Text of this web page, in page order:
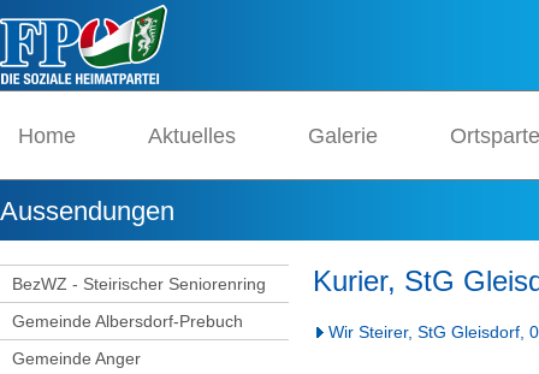
Home Aktuelles Galerie
Aussendungen
BezWZ - Steirischer Seniorenring
Gemeinde Albersdorf-Prebuch
Gemeinde Anger
Kurier, StG
Wir Steirer, StG Gleisdorf,